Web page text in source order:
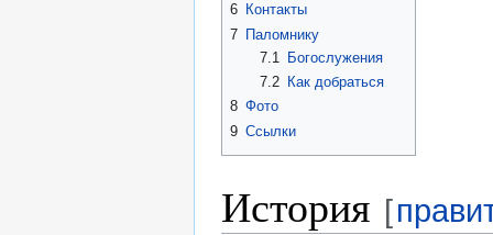
6 Контакты
7 Паломнику
7.1
Богослужения
7.2
Как добраться
8 Фото
9 Ссылки
История [